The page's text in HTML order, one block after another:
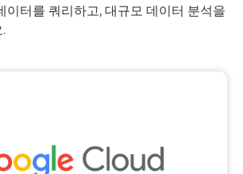
이터를 쿼리하고, 대규모 데이터 분석을